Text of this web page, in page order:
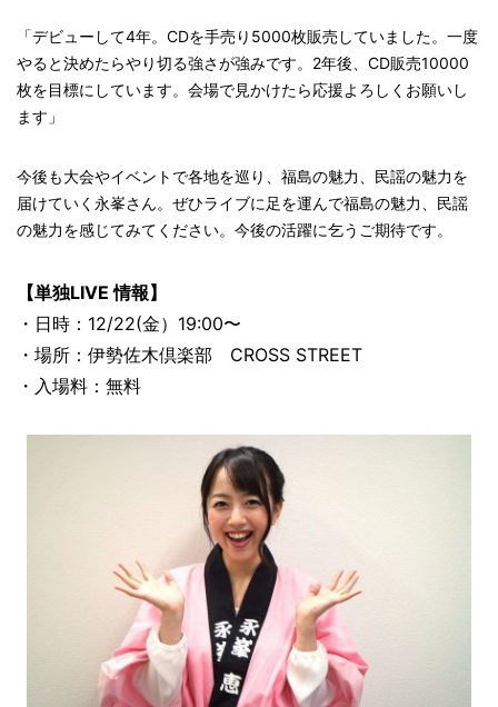
「デビューして4年。CDを手売り5000枚販売していました。一度
やると決めたらやり切る強さが強みです。2年後、CD販売10000
枚を目標にしています。会場で見かけたら応援よろしくお願いし
ます」
今後も大会やイベントで各地を巡り、福島の魅力、民謡の魅力を
届けていく永峯さん。ぜひライブに足を運んで福島の魅力、民謡
の魅力を感じてみてください。今後の活躍に乞うご期待です。
【単独LIVE 情報】
・日時：12/22(金）19:00〜
・場所：伊勢佐木倶楽部 CROSS STREET
・入場料：無料